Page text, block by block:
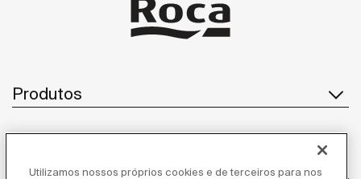
Produtos
Atendimento ao cliente
Utilizamos nossos próprios cookies e de terceiros para nos